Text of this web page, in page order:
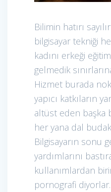
Bilimin hatırı
bilgisayar tekniği
kadını erkeği
gelmedik
Hizmet burada
yapıcı katkıların
altüst eden başka
her yana dal
Bilgisayarın sonu
yardımlarını
kullanımlardan
pornografi